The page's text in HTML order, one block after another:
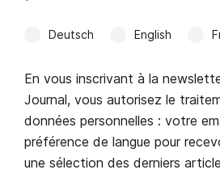
Deutsch English
En vous inscrivant à la
Journal, vous autorisez le
données personnelles : votre
préférence de langue pour
une sélection des derniers